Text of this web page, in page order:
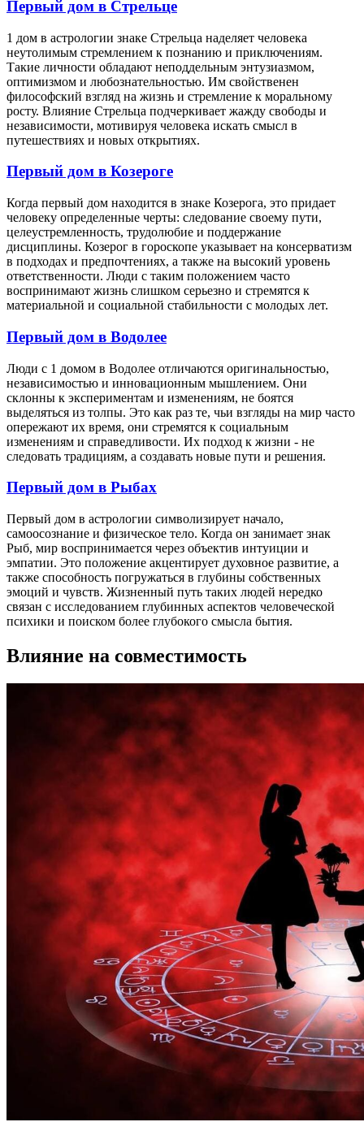
Первый дом в Стрельце
1 дом в астрологии знаке Стрельца наделяет человека
неутолимым стремлением к познанию и приключениям.
Такие личности обладают неподдельным энтузиазмом,
оптимизмом и любознательностью. Им свойственен
философский взгляд на жизнь и стремление к моральному
росту. Влияние Стрельца подчеркивает жажду свободы и
независимости, мотивируя человека искать смысл в
путешествиях и новых открытиях.
Первый дом в Козероге
Когда первый дом находится в знаке Козерога, это придает
человеку определенные черты: следование своему пути,
целеустремленность, трудолюбие и поддержание
дисциплины. Козерог в гороскопе указывает на консерватизм
в подходах и предпочтениях, а также на высокий уровень
ответственности. Люди с таким положением часто
воспринимают жизнь слишком серьезно и стремятся к
материальной и социальной стабильности с молодых лет.
Первый дом в Водолее
Люди с 1 домом в Водолее отличаются оригинальностью,
независимостью и инновационным мышлением. Они
склонны к экспериментам и изменениям, не боятся
выделяться из толпы. Это как раз те, чьи взгляды на мир часто
опережают их время, они стремятся к социальным
изменениям и справедливости. Их подход к жизни - не
следовать традициям, а создавать новые пути и решения.
Первый дом в Рыбах
Первый дом в астрологии символизирует начало,
самоосознание и физическое тело. Когда он занимает знак
Рыб, мир воспринимается через объектив интуиции и
эмпатии. Это положение акцентирует духовное развитие, а
также способность погружаться в глубины собственных
эмоций и чувств. Жизненный путь таких людей нередко
связан с исследованием глубинных аспектов человеческой
психики и поиском более глубокого смысла бытия.
Влияние на совместимость